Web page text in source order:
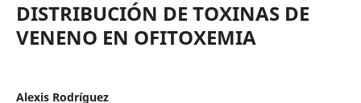
DISTRIBUCIÓN DE TOXINAS DE
VENENO EN OFITOXEMIA
Alexis Rodríguez